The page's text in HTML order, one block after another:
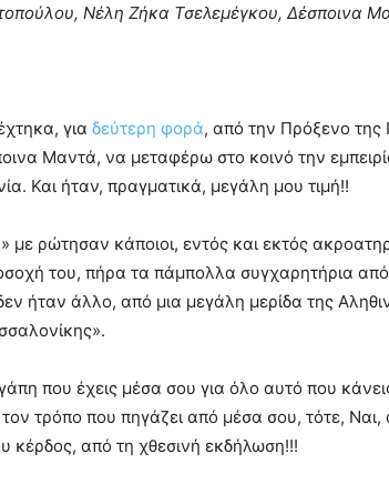
Νέλη Ζήκα Τσελεμέγκου, Δέσποινα
για δεύτερη φορά, από την Πρόξενο της
Μαντά, να μεταφέρω στο κοινό την
Και ήταν, πραγματικά, μεγάλη μου τιμή!!
με ρώτησαν κάποιοι, εντός και εκτός
του, πήρα τα πάμπολλα συγχαρητήρια
ήταν άλλο, από μια μεγάλη μερίδα της
που έχεις μέσα σου για όλο αυτό που
τον τρόπο που πηγάζει από μέσα σου, τότε, Ναι,
κέρδος, από τη χθεσινή εκδήλωση!!!